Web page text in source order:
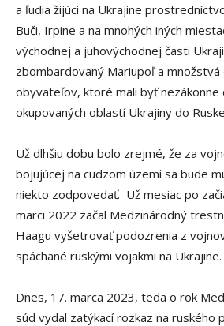
a ľudia žijúci na Ukrajine
Buči, Irpine a na mnohých iných
východnej a juhovýchodnej časti
zbombardovaný Mariupoľ a
obyvateľov, ktoré mali byť
okupovaných oblastí Ukrajiny do
Už dlhšiu dobu bolo zrejmé, že za
bojujúcej na cudzom území sa bude
niekto zodpovedať. Už mesiac po
marci 2022 začal Medzinárodný
Haagu vyšetrovať podozrenia z
spáchané ruskými vojakmi na Ukrajine.
Dnes, 17. marca 2023, teda o rok
súd vydal zatýkací rozkaz na ruského